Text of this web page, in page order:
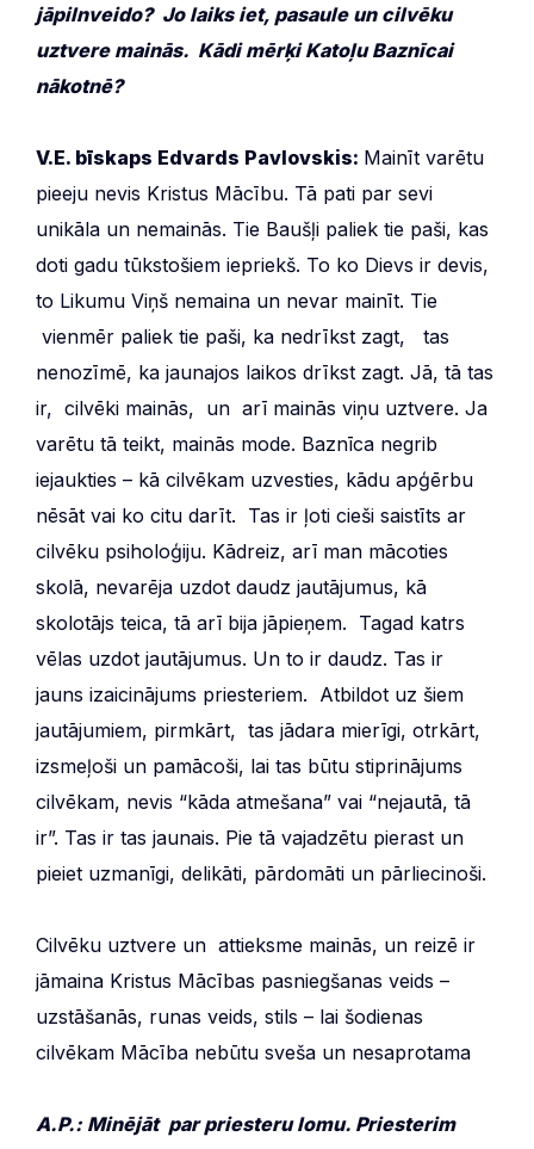
jāpilnveido? Jo laiks iet, pasaule un cilvēku
uztvere mainās. Kādi mērķi Katoļu Baznīcai
nākotnē?
V.E. bīskaps Edvards Pavlovskis: Mainīt varētu
pieeju nevis Kristus Mācību. Tā pati par sevi
unikāla un nemainās. Tie Baušļi paliek tie paši, kas
doti gadu tūkstošiem iepriekš. To ko Dievs ir devis,
to Likumu Viņš nemaina un nevar mainīt. Tie
vienmēr paliek tie paši, ka nedrīkst zagt, tas
nenozīmē, ka jaunajos laikos drīkst zagt. Jā, tā tas
ir, cilvēki mainās, un arī mainās viņu uztvere. Ja
varētu tā teikt, mainās mode. Baznīca negrib
iejaukties – kā cilvēkam uzvesties, kādu apģērbu
nēsāt vai ko citu darīt. Tas ir ļoti cieši saistīts ar
cilvēku psiholoģiju. Kādreiz, arī man mācoties
skolā, nevarēja uzdot daudz jautājumus, kā
skolotājs teica, tā arī bija jāpieņem. Tagad katrs
vēlas uzdot jautājumus. Un to ir daudz. Tas ir
jauns izaicinājums priesteriem. Atbildot uz šiem
jautājumiem, pirmkārt, tas jādara mierīgi, otrkārt,
izsmeļoši un pamācoši, lai tas būtu stiprinājums
cilvēkam, nevis “kāda atmešana” vai “nejautā, tā
ir”. Tas ir tas jaunais. Pie tā vajadzētu pierast un
pieiet uzmanīgi, delikāti, pārdomāti un pārliecinoši.
Cilvēku uztvere un attieksme mainās, un reizē ir
jāmaina Kristus Mācības pasniegšanas veids –
uzstāšanās, runas veids, stils – lai šodienas
cilvēkam Mācība nebūtu sveša un nesaprotama
A.P.: Minējāt par priesteru lomu. Priesterim